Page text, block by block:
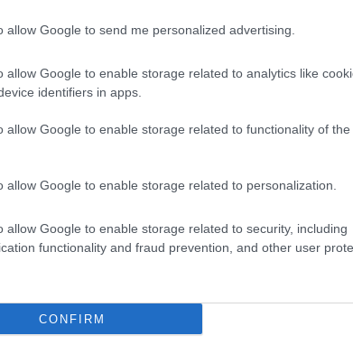
allow Google to send me personalized advertising.
allow Google to enable storage related to analytics like
identifiers in apps.
allow Google to enable storage related to functionality of the
allow Google to enable storage related to personalization.
allow Google to enable storage related to security, including
functionality and fraud prevention, and other user
CONFIRM
Three Arrows Capital
(3AC): tutte queste
recentemente in
una crisi di liquidità che
di essere supportate da valute legali e